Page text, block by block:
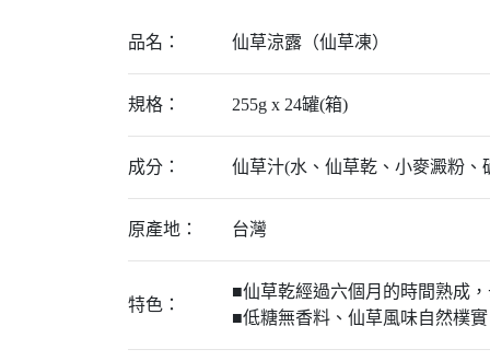
品名： 仙草涼露（仙草凍）
規格： 255g x 24罐(箱)
成分： 仙草汁(水、仙草乾、小麥澱粉、
原產地： 台灣
特色：
■仙草乾經過六個月的時間熟成
■低糖無香料、仙草風味自然樸